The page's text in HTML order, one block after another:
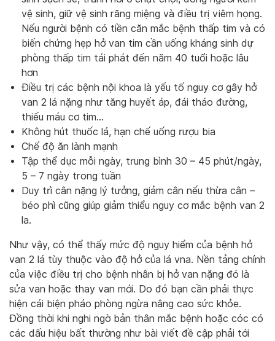
vệ sinh, giữ vệ sinh răng miệng và điều trị viêm họng.
Nếu người bệnh có tiền căn mắc bệnh thấp tim và có
biến chứng hẹp hở van tim cần uống kháng sinh dự
phòng thấp tim tái phát đến năm 40 tuổi hoặc lâu
hơn
Điều trị các bệnh nội khoa là yếu tố nguy cơ gây hở
van 2 lá nặng như tăng huyết áp, đái tháo đường,
thiếu máu cơ tim…
Không hút thuốc lá, hạn chế uống rượu bia
Chế độ ăn lành mạnh
Tập thể dục mỗi ngày, trung bình 30 – 45 phút/ngày,
5 – 7 ngày trong tuần
Duy trì cân nặng lý tưởng, giảm cân nếu thừa cân –
béo phì cũng giúp giảm thiểu nguy cơ mắc bệnh van 2
la.
Như vậy, có thể thấy mức độ nguy hiểm của bệnh hở
van 2 lá tùy thuộc vào độ hở của lá vna. Nền tảng chính
của việc điều trị cho bệnh nhân bị hở van nặng đó là
sửa van hoặc thay van mới. Do đó bạn cần phải thực
hiện cái biện pháo phòng ngừa nâng cao sức khỏe.
Đồng thời khi nghi ngờ bản thân mắc bệnh hoặc cóc có
các dấu hiệu bất thường như bài viết đề cập phải tới